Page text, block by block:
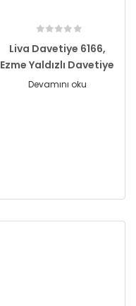
Liva Davetiye 6166,
Ezme Yaldızlı Davetiye
Devamını oku